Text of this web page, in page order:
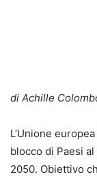
di Achille
L’Unione
blocco di Paesi
2050. Obiettivo